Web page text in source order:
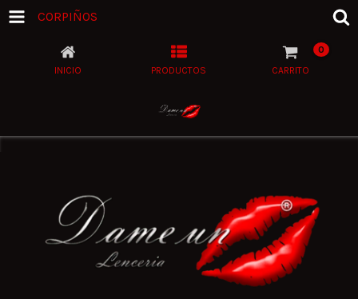
CORPIÑOS
INICIO PRODUCTOS CARRITO
0